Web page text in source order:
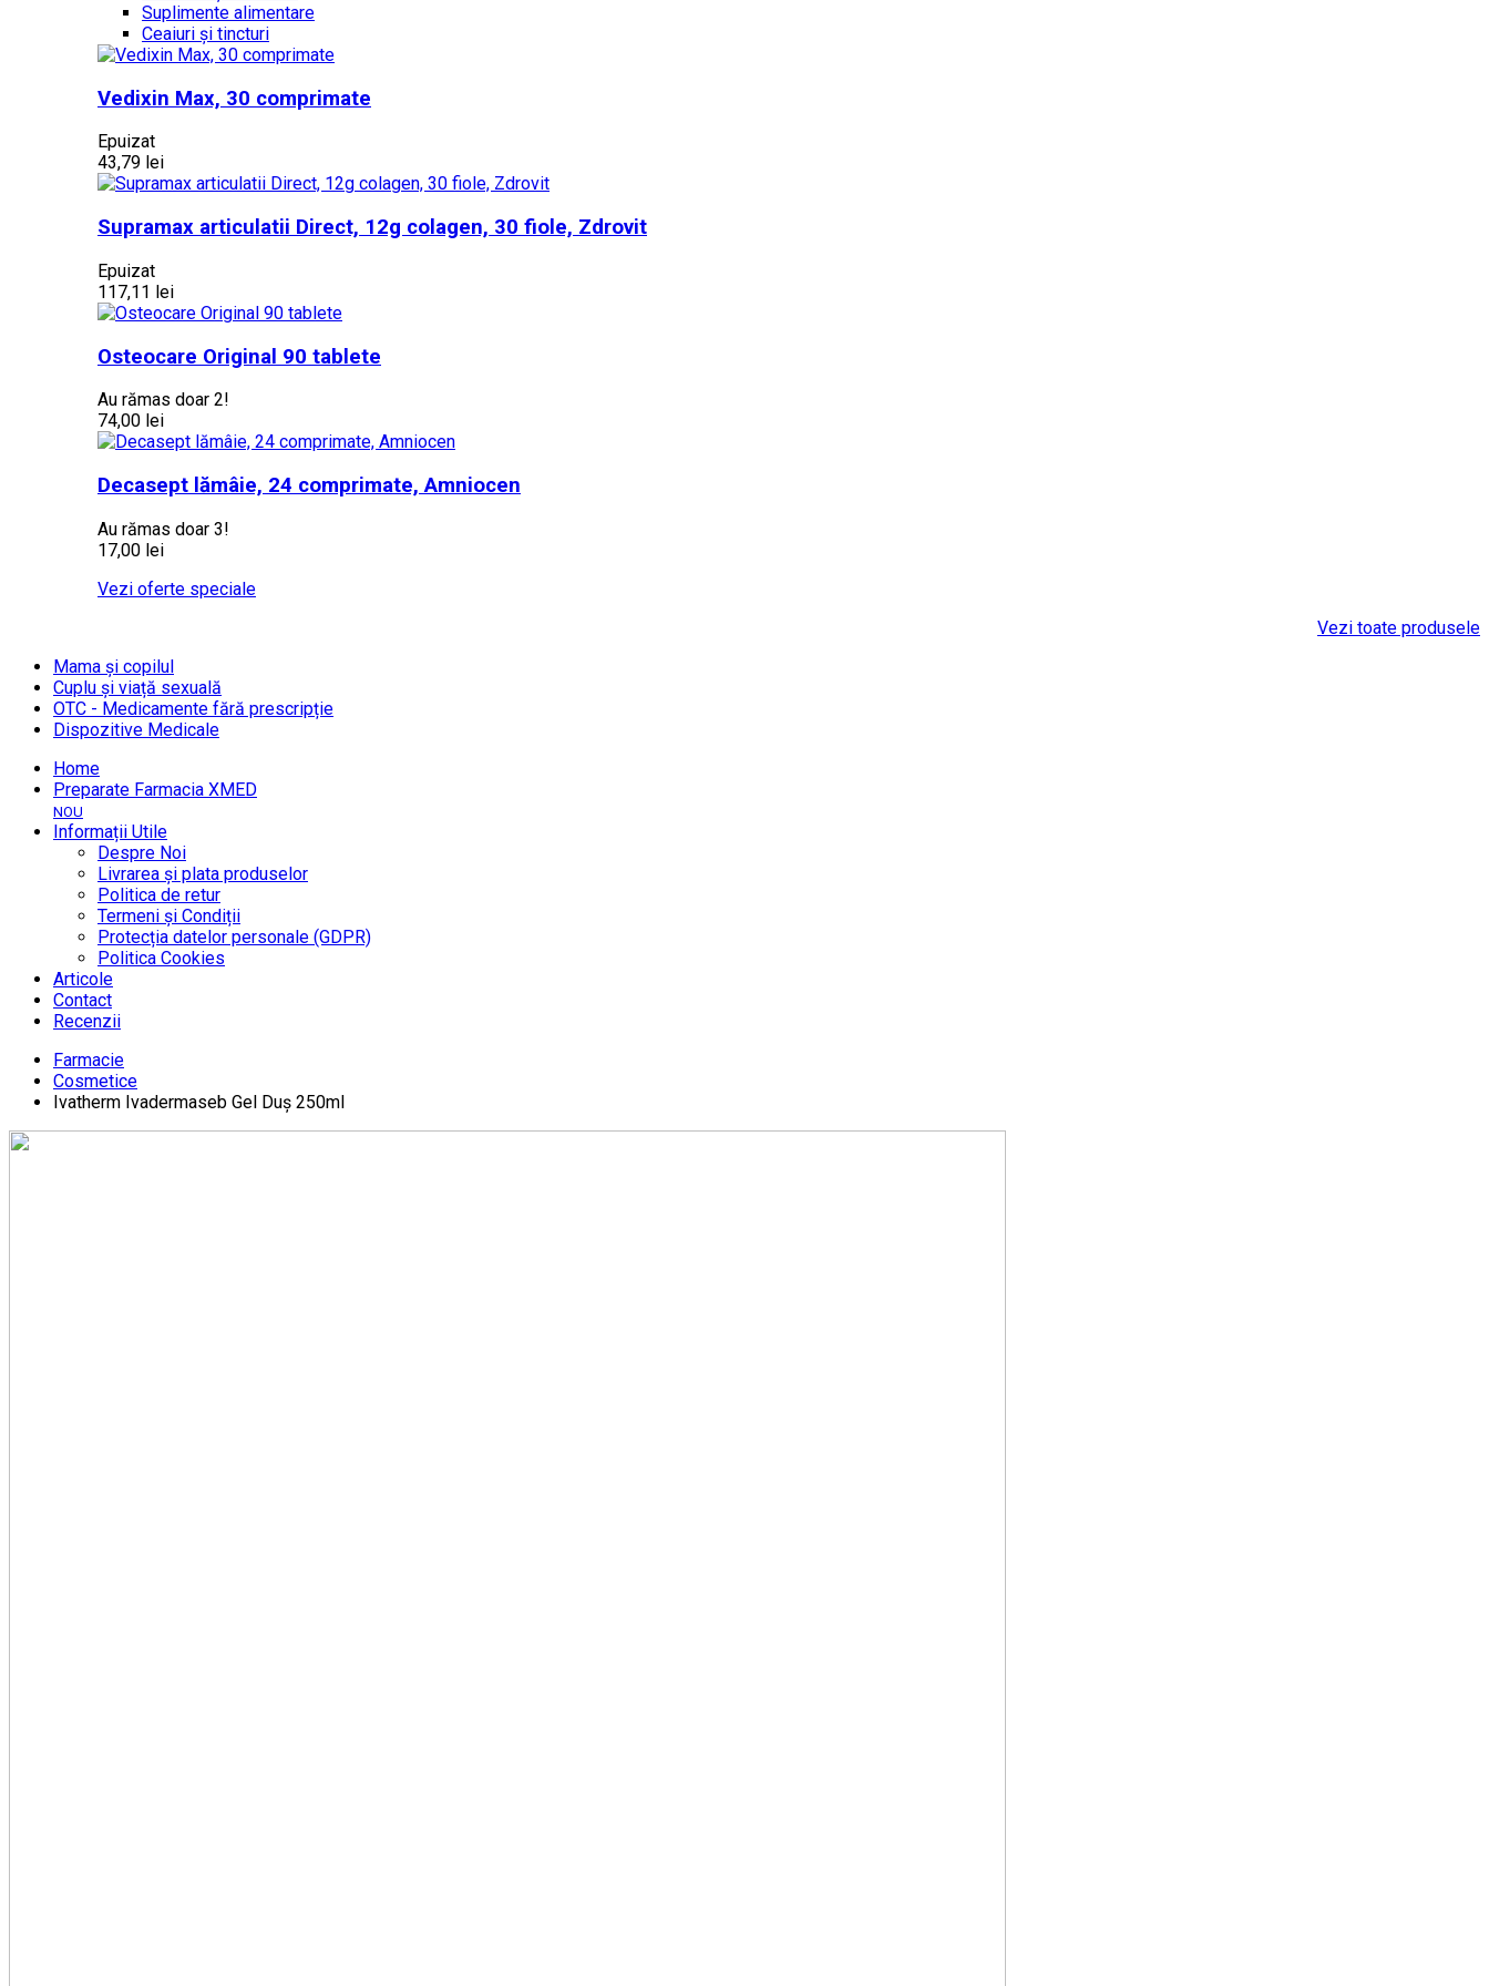
Suplimente alimentare
Ceaiuri și tincturi
Vedixin Max, 30 comprimate
Epuizat
43,79 lei
Supramax articulatii Direct, 12g colagen, 30 fiole, Zdrovit
Epuizat
117,11 lei
Osteocare Original 90 tablete
Au rămas doar 2!
74,00 lei
Decasept lămâie, 24 comprimate, Amniocen
Au rămas doar 3!
17,00 lei
Vezi oferte speciale
Vezi toate produsele
Mama și copilul
Cuplu și viață sexuală
OTC - Medicamente fără prescripție
Dispozitive Medicale
Home
Preparate Farmacia XMED
NOU
Informații Utile
Despre Noi
Livrarea și plata produselor
Politica de retur
Termeni și Condiții
Protecția datelor personale (GDPR)
Politica Cookies
Articole
Contact
Recenzii
Farmacie
Cosmetice
Ivatherm Ivadermaseb Gel Duș 250ml